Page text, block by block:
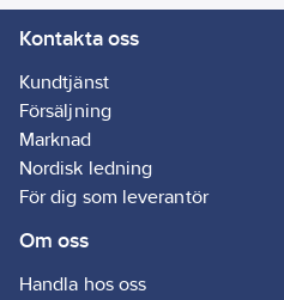
Kontakta oss
Kundtjänst
Försäljning
Marknad
Nordisk ledning
För dig som leverantör
Om oss
Handla hos oss